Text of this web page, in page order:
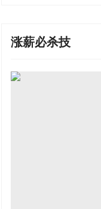
涨薪必杀技